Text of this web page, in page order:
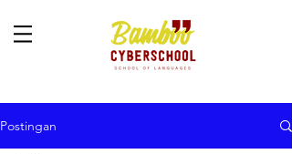
Postingan